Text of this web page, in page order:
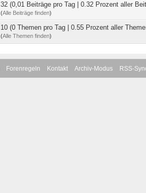
32 (0,01 Beiträge pro Tag | 0.32 Prozent aller
(Alle Beiträge finden)
10 (0 Themen pro Tag | 0.55 Prozent aller
(Alle Themen finden)
Forenregeln Kontakt Archiv-Modus RSS-